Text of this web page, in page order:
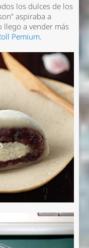
los dulces de los
aspiraba a
llego a vender más
Pemium.